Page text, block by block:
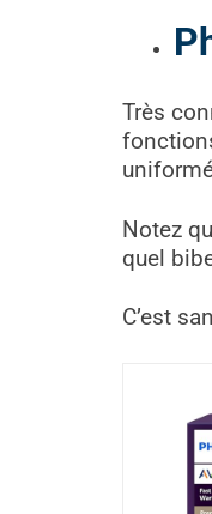
Très
Notez
quel
C’est